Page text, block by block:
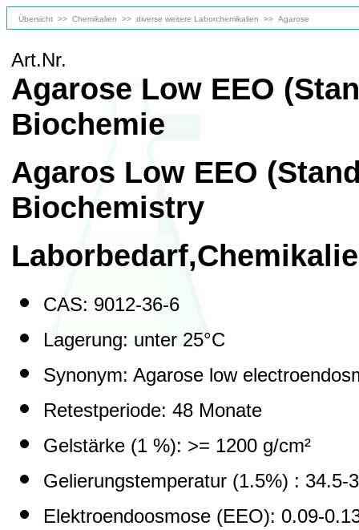
Übersicht >> Chemikalien >> diverse weitere Laborchemikalien >> Agarose
Art.Nr.
Agarose Low EEO
Biochemie
Agaros Low EEO
Biochemistry
CAS: 9012-36-6
Lagerung: unter 25°C
Synonym: Agarose low
Retestperiode: 48 Monate
Gelstärke (1 %): >= 1200 g/cm²
Gelierungstemperatur (1.5%) : 34.5-
Elektroendoosmose (EEO): 0.09-